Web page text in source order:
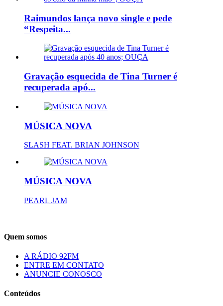
Raimundos lança novo single e pede
“Respeita...
Gravação esquecida de Tina Turner é
recuperada apó...
MÚSICA NOVA
SLASH FEAT. BRIAN JOHNSON
MÚSICA NOVA
PEARL JAM
Quem somos
A RÁDIO 92FM
ENTRE EM CONTATO
ANUNCIE CONOSCO
Conteúdos